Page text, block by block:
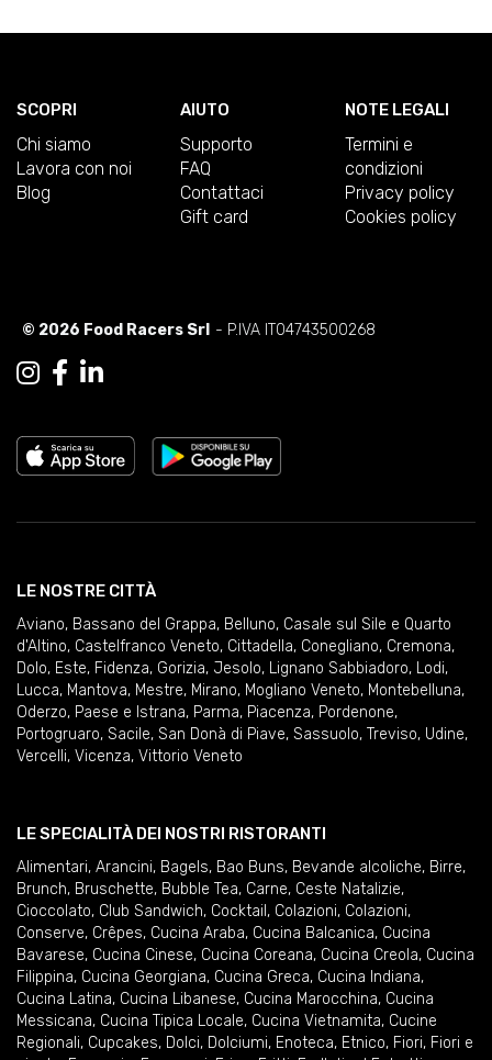
SCOPRI
Chi siamo
Lavora con noi
Blog
AIUTO
Supporto
FAQ
Contattaci
Gift card
NOTE LEGALI
Termini e
condizioni
Privacy policy
Cookies policy
© 2026 Food Racers Srl - P.IVA IT04743500268
LE NOSTRE CITTÀ
Aviano, Bassano del Grappa, Belluno, Casale sul Sile e Quarto
d'Altino, Castelfranco Veneto, Cittadella, Conegliano, Cremona,
Dolo, Este, Fidenza, Gorizia, Jesolo, Lignano Sabbiadoro, Lodi,
Lucca, Mantova, Mestre, Mirano, Mogliano Veneto, Montebelluna,
Oderzo, Paese e Istrana, Parma, Piacenza, Pordenone,
Portogruaro, Sacile, San Donà di Piave, Sassuolo, Treviso, Udine,
Vercelli, Vicenza, Vittorio Veneto
LE SPECIALITÀ DEI NOSTRI RISTORANTI
Alimentari, Arancini, Bagels, Bao Buns, Bevande alcoliche, Birre,
Brunch, Bruschette, Bubble Tea, Carne, Ceste Natalizie,
Cioccolato, Club Sandwich, Cocktail , Colazioni, Colazioni,
Conserve, Crêpes, Cucina Araba, Cucina Balcanica, Cucina
Bavarese, Cucina Cinese, Cucina Coreana, Cucina Creola, Cucina
Filippina, Cucina Georgiana, Cucina Greca, Cucina Indiana,
Cucina Latina, Cucina Libanese, Cucina Marocchina, Cucina
Messicana, Cucina Tipica Locale, Cucina Vietnamita, Cucine
Regionali, Cupcakes, Dolci, Dolciumi, Enoteca, Etnico, Fiori, Fiori e